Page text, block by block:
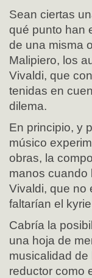
Sean ciertas
qué punto han
de una misma
Malipiero, los
Vivaldi, que
tenidas en
dilema.
En principio, y
músico
obras, la
manos cuando
Vivaldi, que no
faltarían el
Cabría la
una hoja de
musicalidad
reductor como